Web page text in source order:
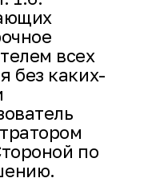
всех
без каких-
по